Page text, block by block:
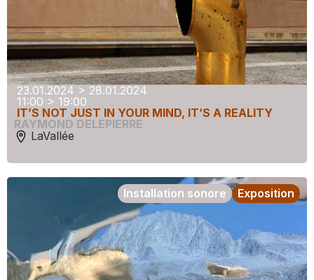
23.01.2024 > 28.01.2024
11:00 > 19:00
IT’S NOT JUST IN YOUR MIND, IT’S A REALITY
RAYMOND DELEPIERRE
LaVallée
Exposition
Installation sonore